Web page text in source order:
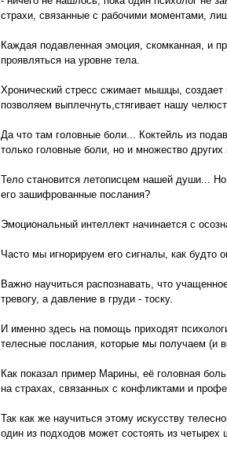
страхи, связанные с рабочими моментами,
Каждая подавленная эмоция, скомканная, и
проявляться на уровне тела.
Хронический стресс сжимает мышцы,
позволяем выплечнуть,стягивает нашу
Да что там головные боли... Коктейль из
только головные боли, но и множество других
Тело становится летописцем нашей души...
его зашифрованные послания?
Эмоциональный интеллект начинается с
Часто мы игнорируем его сигналы, как будто
Важно научиться распознавать, что
тревогу, а давление в груди - тоску.
И именно здесь на помощь приходят
телесные послания, которые мы получаем (и
Как показал пример Марины, её головная
на страхах, связанных с конфликтами и
Так как же научиться этому искусству
один из подходов может состоять из четырех